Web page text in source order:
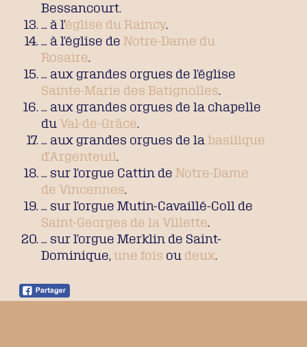
Bessancourt.
… à l’église du Raincy.
… à l’église de Notre-Dame du
Rosaire.
… aux grandes orgues de l’église
Sainte-Marie des Batignolles.
… aux grandes orgues de la chapelle
du Val-de-Grâce.
… aux grandes orgues de la basilique
d’Argenteuil.
… sur l’orgue Cattin de Notre-Dame
de Vincennes.
… sur l’orgue Mutin-Cavaillé-Coll de
Saint-Georges de la Villette.
… sur l’orgue Merklin de Saint-
Dominique, une fois ou deux.